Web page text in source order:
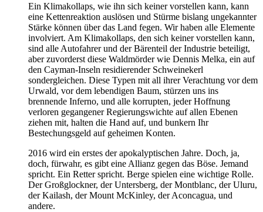
Ein Klimakollaps, wie ihn sich keiner vorstellen kann, kann
eine Kettenreaktion auslösen und Stürme bislang ungekannter
Stärke können über das Land fegen. Wir haben alle Elemente
involviert. Am Klimakollaps, den sich keiner vorstellen kann,
sind alle Autofahrer und der Bärenteil der Industrie beteiligt,
aber zuvorderst diese Waldmörder wie Dennis Melka, ein auf
den Cayman-Inseln residierender Schweinekerl
sondergleichen. Diese Typen mit all ihrer Verachtung vor dem
Urwald, vor dem lebendigen Baum, stürzen uns ins
brennende Inferno, und alle korrupten, jeder Hoffnung
verloren gegangener Regierungswichte auf allen Ebenen
ziehen mit, halten die Hand auf, und bunkern Ihr
Bestechungsgeld auf geheimen Konten.
2016 wird ein erstes der apokalyptischen Jahre. Doch, ja,
doch, fürwahr, es gibt eine Allianz gegen das Böse. Jemand
spricht. Ein Retter spricht. Berge spielen eine wichtige Rolle.
Der Großglockner, der Untersberg, der Montblanc, der Uluru,
der Kailash, der Mount McKinley, der Aconcagua, und
andere.